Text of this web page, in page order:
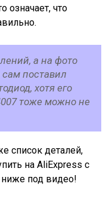
означает, что
а на фото
сам поставил
хотя его
тоже можно не
список деталей,
на AliExpress с
ниже под видео!